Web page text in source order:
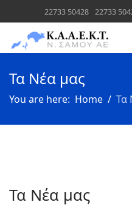
22733 50428 22733
Τα Νέα μας
You are here: Home Τα
Τα Νέα μας